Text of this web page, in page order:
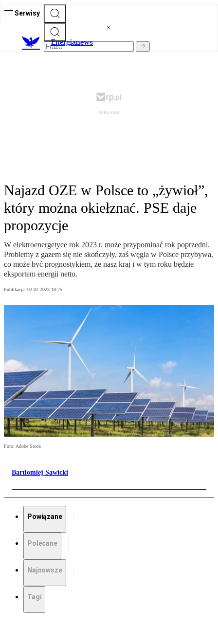
Serwisy
Energianews
Najazd OZE w Polsce to „żywioł”,
który można okiełznać. PSE daje
propozycje
W elektroenergetyce rok 2023 r. może przypominać rok poprzedni.
Problemy z gazem się nie skończyły, zaś węgla w Polsce przybywa,
co może być prognostykiem, że nasz kraj i w tym roku będzie
eksportem energii netto.
Publikacja: 02.02.2023 18:25
Foto: Adobe Stock
Bartłomiej Sawicki
Powiązane
Polecane
Najnowsze
Tagi